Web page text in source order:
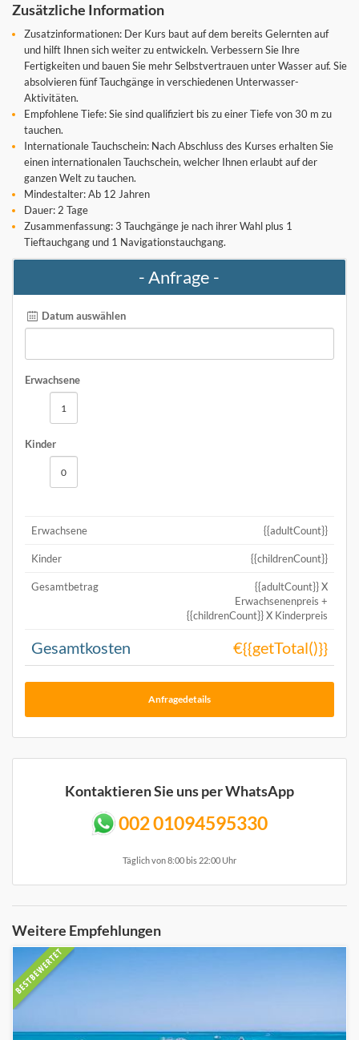
Zusätzliche Information
Zusatzinformationen: Der Kurs baut auf dem bereits Gelernten auf
und hilft Ihnen sich weiter zu entwickeln. Verbessern Sie Ihre
Fertigkeiten und bauen Sie mehr Selbstvertrauen unter Wasser auf. Sie
absolvieren fünf Tauchgänge in verschiedenen Unterwasser-
Aktivitäten.
Empfohlene Tiefe: Sie sind qualifiziert bis zu einer Tiefe von 30 m zu
tauchen.
Internationale Tauchschein: Nach Abschluss des Kurses erhalten Sie
einen internationalen Tauchschein, welcher Ihnen erlaubt auf der
ganzen Welt zu tauchen.
Mindestalter: Ab 12 Jahren
Dauer: 2 Tage
Zusammenfassung: 3 Tauchgänge je nach ihrer Wahl plus 1
Tieftauchgang und 1 Navigationstauchgang.
- Anfrage -
Datum auswählen
Erwachsene
Kinder
Erwachsene {{adultCount}}
Kinder {{childrenCount}}
Gesamtbetrag
{{adultCount}} X
Erwachsenenpreis +
{{childrenCount}} X Kinderpreis
Gesamtkosten €{{getTotal()}}
Anfragedetails
Kontaktieren Sie uns per WhatsApp
002 01094595330
Täglich von 8:00 bis 22:00 Uhr
Weitere Empfehlungen